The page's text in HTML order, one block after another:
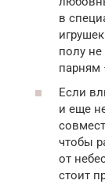
в
полу
парням
Если
и еще
чтобы
от
стоит